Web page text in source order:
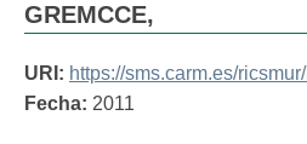
GREMCCE,
URI: https://sms.carm.es/
Fecha: 2011